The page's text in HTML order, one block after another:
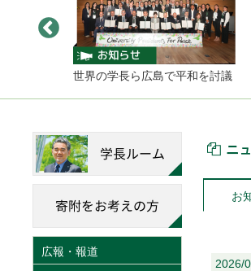
世界の学長ら広島で平和を討議 原爆
お
2026/
広報・報道